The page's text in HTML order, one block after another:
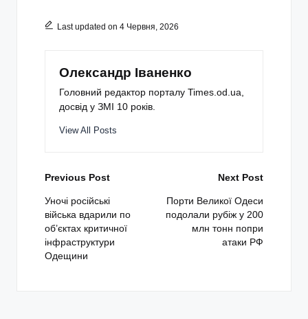
Last updated on 4 Червня, 2026
Олександр Іваненко
Головний редактор порталу Times.od.ua,
досвід у ЗМІ 10 років.
View All Posts
Post
navigation
Previous Post
Уночі російські
війська вдарили по
об’єктах критичної
інфраструктури
Одещини
Next Post
Порти Великої Одеси
подолали рубіж у 200
млн тонн попри
атаки РФ